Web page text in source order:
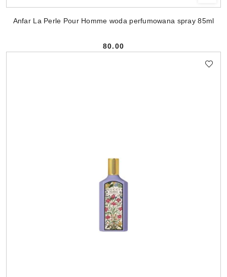
Anfar La Perle Pour Homme woda perfumowana spray 85ml
Cena:
80.00